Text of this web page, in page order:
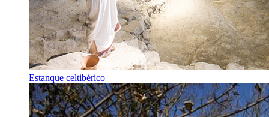
Estanque celtibérico